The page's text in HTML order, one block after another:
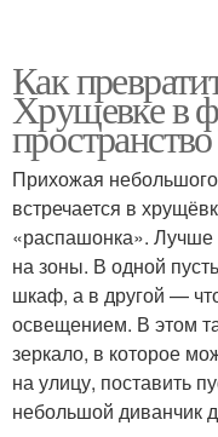
Как
Хрущевке в
пространство
Прихожая
встречается в
«распашонка». Лучше
на зоны. В одной
шкаф, а в другой —
освещением. В этом
зеркало, в которое
на улицу, поставить
небольшой диванчик